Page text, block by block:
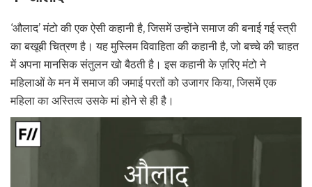
‘औलाद’ मंटो की एक ऐसी कहानी है, जिसमें उन्होंने समाज की बनाई गई स्त्री
का बखूबी चित्रण है। यह मुस्लिम विवाहिता की कहानी है, जो बच्चे की चाहत
में अपना मानसिक संतुलन खो बैठती है। इस कहानी के ज़रिए मंटो ने
महिलाओं के मन में समाज की जमाई परतों को उजागर किया, जिसमें एक
महिला का अस्तित्व उसके मां होने से ही है।